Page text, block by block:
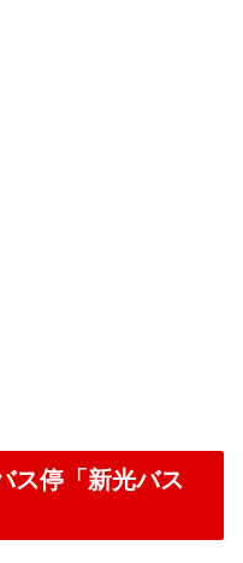
ス停「新光バス